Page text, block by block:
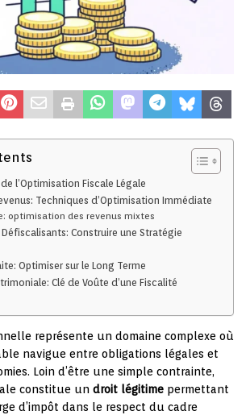
l’Optimisation Fiscale Légale
Techniques d’Optimisation Immédiate
optimisation des revenus mixtes
Construire une Stratégie
Optimiser sur le Long Terme
Clé de Voûte d’une Fiscalité
représente un domaine complexe où
navigue entre obligations légales et
Loin d’être une simple contrainte,
constitue un droit légitime permettant
d’impôt dans le respect du cadre